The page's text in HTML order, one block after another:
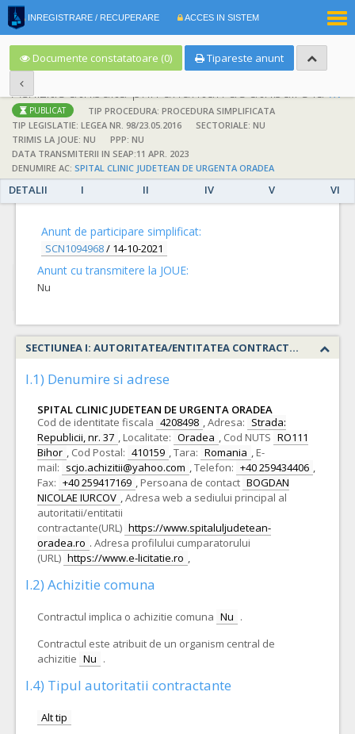
INREGISTRARE / RECUPERARE ACCES IN SISTEM
Documente constatatoare (0) Tipareste anunt
; Achizitie atribuita prin anunturi de atribuire la anuntul simplificat
PUBLICAT
TIP PROCEDURA: PROCEDURA SIMPLIFICATA
TIP LEGISLATIE: LEGEA NR. 98/23.05.2016
SECTORIALE: NU
TRIMIS LA JOUE: NU
PPP: NU
DATA TRANSMITERII IN SEAP:11 APR. 2023
DENUMIRE AC: SPITAL CLINIC JUDETEAN DE URGENTA ORADEA
DETALII I II IV V VI
DETALII
Anunt de participare simplificat:
SCN1094968/ 14-10-2021
Anunt cu transmitere la JOUE:
Nu
SECTIUNEA I: AUTORITATEA/ENTITATEA CONTRACTANTA
I.1) Denumire si adrese
SPITAL CLINIC JUDETEAN DE URGENTA ORADEA
Cod de identitate fiscala 4208498 ,Adresa: Strada:
Republicii, nr. 37 , Localitate: Oradea , Cod NUTS RO111
Bihor , Cod Postal: 410159 ,Tara: Romania , E-
mail: scjo.achizitii@yahoo.com ,Telefon: +40 259434406 ,
Fax: +40 259417169 , Persoana de contact BOGDAN
NICOLAE IURCOV ,Adresa web a sediului principal al
autoritatii/entitatii
contractante(URL) https://www.spitaluljudetean-
oradea.ro . Adresa profilului cumparatorului
(URL) https://www.e-licitatie.ro ,
I.2) Achizitie comuna
Contractul implica o achizitie comuna Nu .
Contractul este atribuit de un organism central de
achizitie Nu .
I.4) Tipul autoritatii contractante
Alt tip